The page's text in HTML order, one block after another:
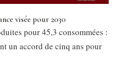
visée pour 2030
pour 45,3 consommées :
un accord de cinq ans pour